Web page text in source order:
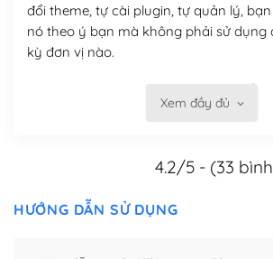
đổi theme, tự cài plugin, tự quản lý,
nó theo ý bạn mà không phải sử dụng
kỳ đơn vị nào.
Xem đầy đủ
4.2/5 - (33
HƯỚNG DẪN SỬ DỤNG